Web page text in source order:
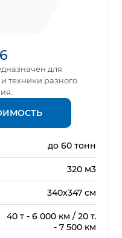
для
техники разного
до 60 тонн
320 м3
340х347 см
40 т - 6 000 км / 20 т.
- 7 500 км